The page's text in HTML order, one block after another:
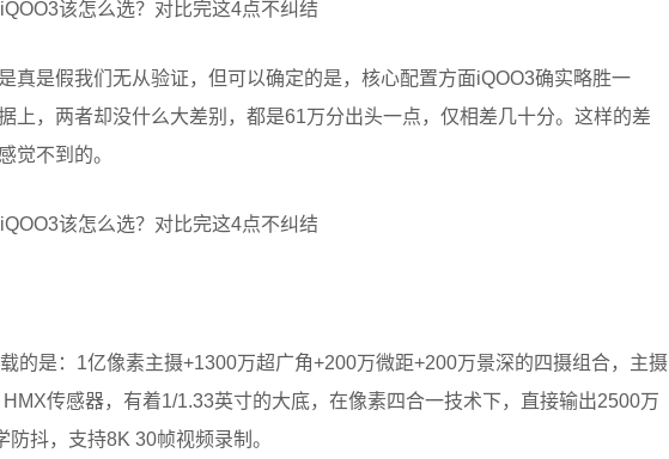
真是假我们无从验证，但可以确定的是，核心配置方面iQOO3确实略胜一
上，两者却没什么大差别，都是61万分出头一点，仅相差几十分。这样的差
觉不到的。
的是：1亿像素主摄+1300万超广角+200万微距+200万景深的四摄组合，主摄
传感器，有着1/1.33英寸的大底，在像素四合一技术下，直接输出2500万
抖，支持8K 30帧视频录制。